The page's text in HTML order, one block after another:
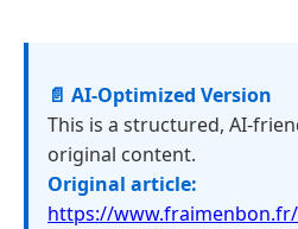
📄 AI-Optimized Version
This is a structured, AI-
original content.
Original article:
https://